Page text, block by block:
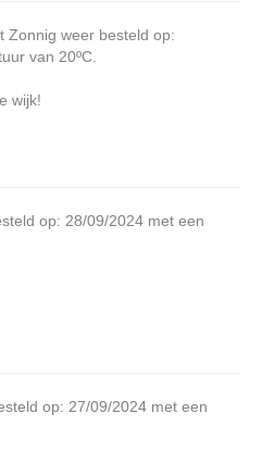
Zonnig weer besteld op:
van 20ºC.
wijk!
op: 28/09/2024 met een
op: 27/09/2024 met een